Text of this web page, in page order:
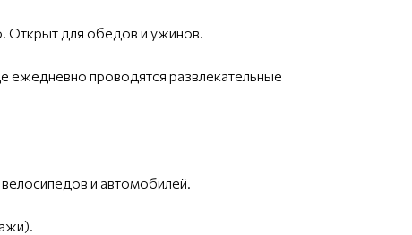
Открыт для обедов и ужинов.
ежедневно проводятся развлекательные
и автомобилей.